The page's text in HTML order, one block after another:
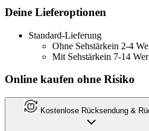
Deine Lieferoptionen
Standard-Lieferung
Ohne Sehstärkein 2-4
Mit Sehstärkein 7-14
Online kaufen ohne Risiko
Kostenlose Rücksendung &